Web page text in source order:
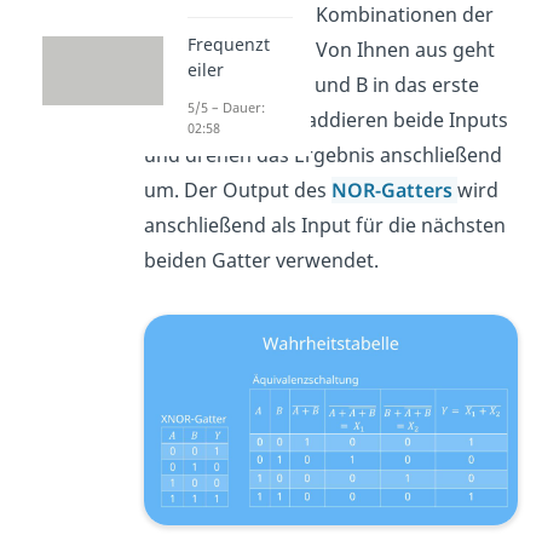
wir alle möglichen Kombinationen der
Variablen A und B. Von Ihnen aus geht
jeweils ein Input A und B in das erste
NOR-Gatter. Wir addieren beide Inputs
und drehen das Ergebnis anschließend
um. Der Output des NOR-Gatterswird
anschließend als Input für die nächsten
beiden Gatter verwendet.
Frequenzt
eiler
5/5 – Dauer:
02:58